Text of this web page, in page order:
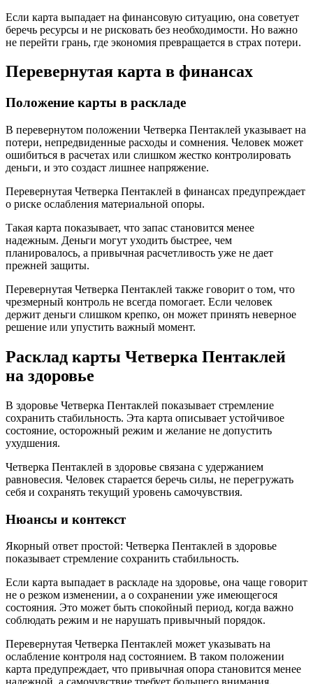
Если карта выпадает на финансовую ситуацию, она советует
беречь ресурсы и не рисковать без необходимости. Но важно
не перейти грань, где экономия превращается в страх потери.
Перевернутая карта в финансах
Положение карты в раскладе
В перевернутом положении Четверка Пентаклей указывает на
потери, непредвиденные расходы и сомнения. Человек может
ошибиться в расчетах или слишком жестко контролировать
деньги, и это создаст лишнее напряжение.
Перевернутая Четверка Пентаклей в финансах предупреждает
о риске ослабления материальной опоры.
Такая карта показывает, что запас становится менее
надежным. Деньги могут уходить быстрее, чем
планировалось, а привычная расчетливость уже не дает
прежней защиты.
Перевернутая Четверка Пентаклей также говорит о том, что
чрезмерный контроль не всегда помогает. Если человек
держит деньги слишком крепко, он может принять неверное
решение или упустить важный момент.
Расклад карты Четверка Пентаклей
на здоровье
В здоровье Четверка Пентаклей показывает стремление
сохранить стабильность. Эта карта описывает устойчивое
состояние, осторожный режим и желание не допустить
ухудшения.
Четверка Пентаклей в здоровье связана с удержанием
равновесия. Человек старается беречь силы, не перегружать
себя и сохранять текущий уровень самочувствия.
Нюансы и контекст
Якорный ответ простой: Четверка Пентаклей в здоровье
показывает стремление сохранить стабильность.
Если карта выпадает в раскладе на здоровье, она чаще говорит
не о резком изменении, а о сохранении уже имеющегося
состояния. Это может быть спокойный период, когда важно
соблюдать режим и не нарушать привычный порядок.
Перевернутая Четверка Пентаклей может указывать на
ослабление контроля над состоянием. В таком положении
карта предупреждает, что привычная опора становится менее